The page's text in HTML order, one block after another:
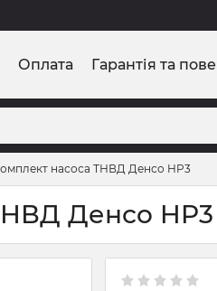
Оплата Гарантія та
насоса ТНВД Денсо HP3
Денсо HP3